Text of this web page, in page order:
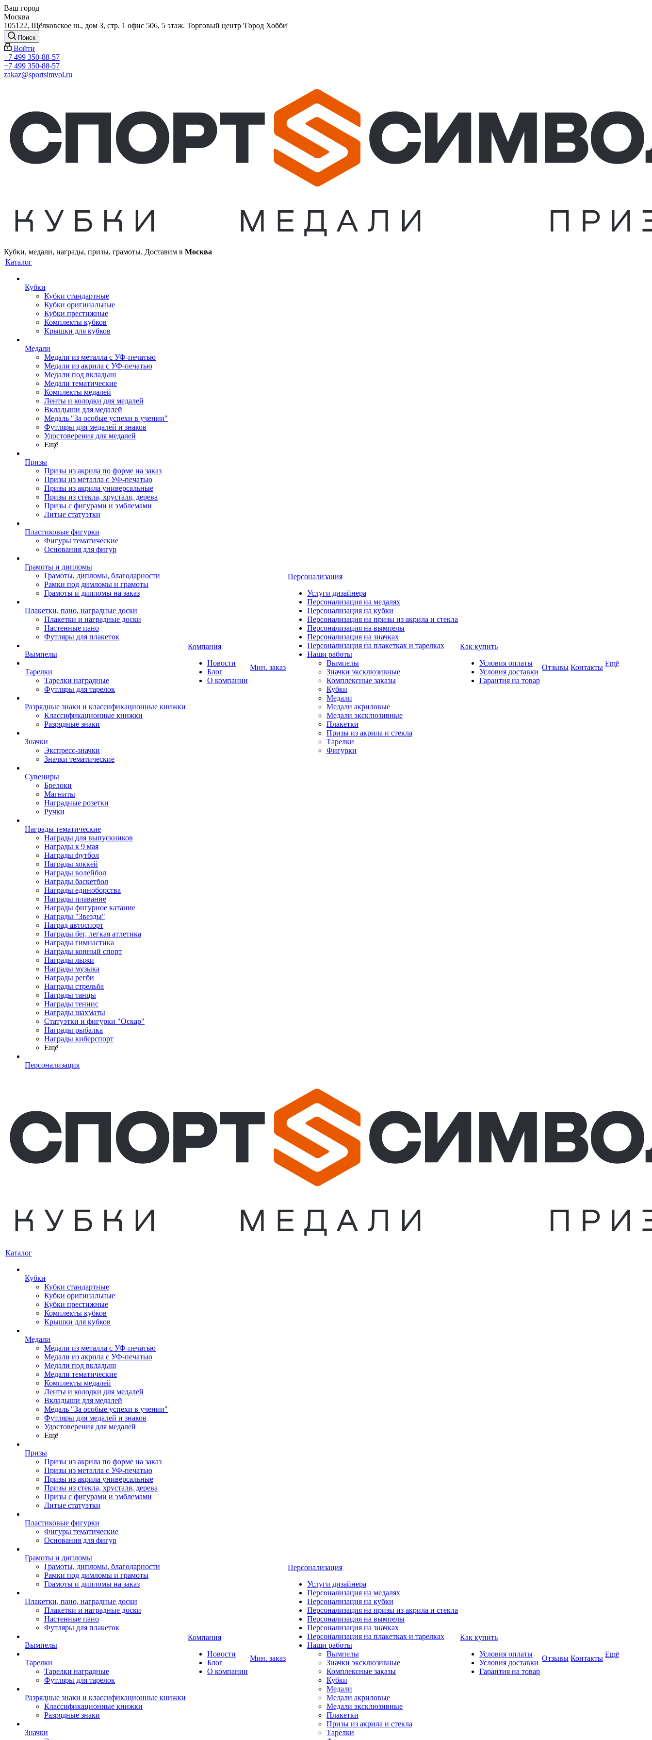
Ваш город
Москва
105122, Щёлковское ш., дом 3, стр. 1 офис 506, 5 этаж. Торговый центр 'Город Хобби'
Поиск
Войти
+7 499 350-88-57
+7 499 350-88-57
zakaz@sportsimvol.ru
Кубки, медали, награды, призы, грамоты. Доставим в Москва
Каталог
Кубки
Кубки стандартные
Кубки оригинальные
Кубки престижные
Комплекты кубков
Крышки для кубков
Медали
Медали из металла с УФ-печатью
Медали из акрила с УФ-печатью
Медали под вкладыш
Медали тематические
Комплекты медалей
Ленты и колодки для медалей
Вкладыши для медалей
Медаль "За особые успехи в учении"
Футляры для медалей и знаков
Удостоверения для медалей
Ещё
Призы
Призы из акрила по форме на заказ
Призы из металла с УФ-печатью
Призы из акрила универсальные
Призы из стекла, хрусталя, дерева
Призы с фигурами и эмблемами
Литые статуэтки
Пластиковые фигурки
Фигуры тематические
Основания для фигур
Грамоты и дипломы
Грамоты, дипломы, благодарности
Рамки под димломы и грамоты
Грамоты и дипломы на заказ
Плакетки, пано, наградные доски
Плакетки и наградные доски
Настенные пано
Футляры для плакеток
Вымпелы
Тарелки
Тарелки наградные
Футляры для тарелок
Разрядные знаки и классификационные книжки
Классификационные книжки
Разрядные знаки
Значки
Экспресс-значки
Значки тематические
Сувениры
Брелоки
Магниты
Наградные розетки
Ручки
Награды тематические
Награды для выпускников
Награды к 9 мая
Награды футбол
Награды хоккей
Награды волейбол
Награды баскетбол
Награды единоборства
Награды плавание
Награды фигурное катание
Награды "Звезды"
Наград автоспорт
Награды бег, легкая атлетика
Награды гимнастика
Награды конный спорт
Награды лыжи
Награды музыка
Награды регби
Награды стрельба
Награды танцы
Награды теннис
Награды шахматы
Статуэтки и фигурки "Оскар"
Награды рыбалка
Награды киберспорт
Ещё
Персонализация
Компания
Новости
Блог
О компании
Мин. заказ
Персонализация
Услуги дизайнера
Персонализация на медалях
Персонализация на кубки
Персонализация на призы из акрила и стекла
Персонализация на вымпелы
Персонализация на значках
Персонализация на плакетках и тарелках
Наши работы
Вымпелы
Значки эксклюзивные
Комплексные заказы
Кубки
Медали
Медали акриловые
Медали эксклюзивные
Плакетки
Призы из акрила и стекла
Тарелки
Фигурки
Как купить
Условия оплаты
Условия доставки
Гарантия на товар
Отзывы Контакты Ещё
Каталог
Кубки
Кубки стандартные
Кубки оригинальные
Кубки престижные
Комплекты кубков
Крышки для кубков
Медали
Медали из металла с УФ-печатью
Медали из акрила с УФ-печатью
Медали под вкладыш
Медали тематические
Комплекты медалей
Ленты и колодки для медалей
Вкладыши для медалей
Медаль "За особые успехи в учении"
Футляры для медалей и знаков
Удостоверения для медалей
Ещё
Призы
Призы из акрила по форме на заказ
Призы из металла с УФ-печатью
Призы из акрила универсальные
Призы из стекла, хрусталя, дерева
Призы с фигурами и эмблемами
Литые статуэтки
Пластиковые фигурки
Фигуры тематические
Основания для фигур
Грамоты и дипломы
Грамоты, дипломы, благодарности
Рамки под димломы и грамоты
Грамоты и дипломы на заказ
Плакетки, пано, наградные доски
Плакетки и наградные доски
Настенные пано
Футляры для плакеток
Вымпелы
Тарелки
Тарелки наградные
Футляры для тарелок
Разрядные знаки и классификационные книжки
Классификационные книжки
Разрядные знаки
Значки
Компания
Новости
Блог
О компании
Мин. заказ
Персонализация
Услуги дизайнера
Персонализация на медалях
Персонализация на кубки
Персонализация на призы из акрила и стекла
Персонализация на вымпелы
Персонализация на значках
Персонализация на плакетках и тарелках
Наши работы
Вымпелы
Значки эксклюзивные
Комплексные заказы
Кубки
Медали
Медали акриловые
Медали эксклюзивные
Плакетки
Призы из акрила и стекла
Тарелки
Как купить
Условия оплаты
Условия доставки
Гарантия на товар
Отзывы Контакты Ещё